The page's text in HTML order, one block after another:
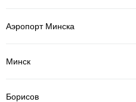
Аэропорт Минска
Минск
Борисов